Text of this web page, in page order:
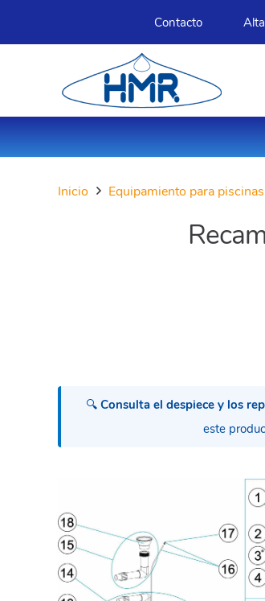
Contacto
Inicio Equipamiento para piscinas
🔍 Consulta el despiece y los
este